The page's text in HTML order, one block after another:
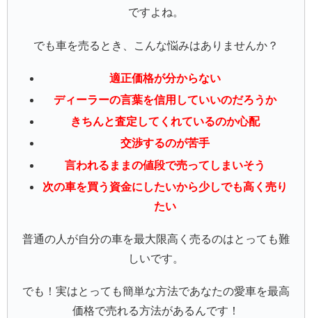
ですよね。
でも車を売るとき、こんな悩みはありませんか？
適正価格が分からない
ディーラーの言葉を信用していいのだろうか
きちんと査定してくれているのか心配
交渉するのが苦手
言われるままの値段で売ってしまいそう
次の車を買う資金にしたいから少しでも高く売り
たい
普通の人が自分の車を最大限高く売るのはとっても難
しいです。
でも！実はとっても簡単な方法であなたの愛車を最高
価格で売れる方法があるんです！